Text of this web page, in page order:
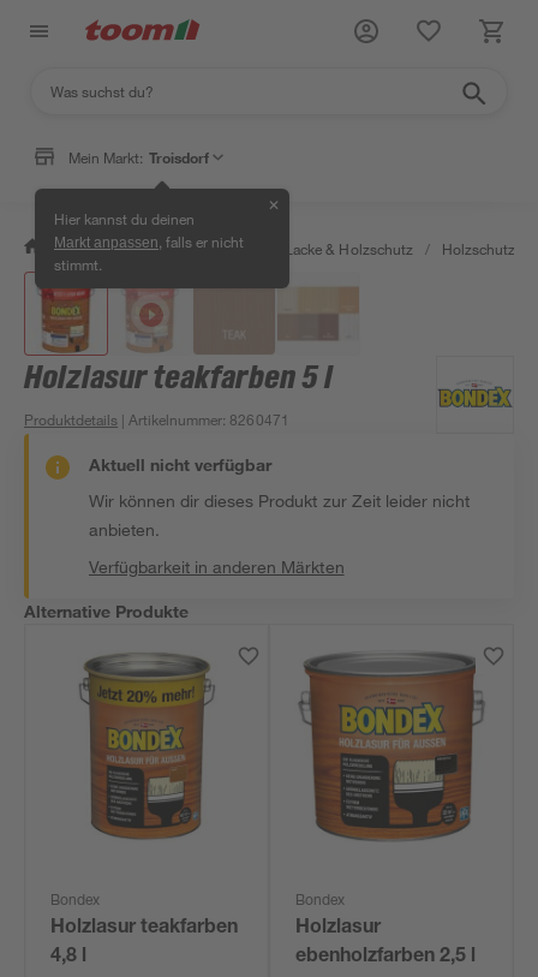
Mein Markt: Troisdorf
Hier kannst du deinen
Markt anpassen , falls er nicht
stimmt.
✕
/ Bauen & Renovieren / Farben, Lacke & Holzschutz / Holzschutz &
Holzlasur teakfarben 5 l
Produktdetails | Artikelnummer: 8260471
Aktuell nicht verfügbar
Wir können dir dieses Produkt zur Zeit leider nicht
anbieten.
Verfügbarkeit in anderen Märkten
Alternative Produkte
Bondex
Holzlasur teakfarben
4,8 l
Bondex
Holzlasur
ebenholzfarben 2,5 l